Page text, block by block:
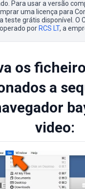
Para usar a versão
uma licença para
teste grátis disponível. O
por RCS LT, a
os
a
video: